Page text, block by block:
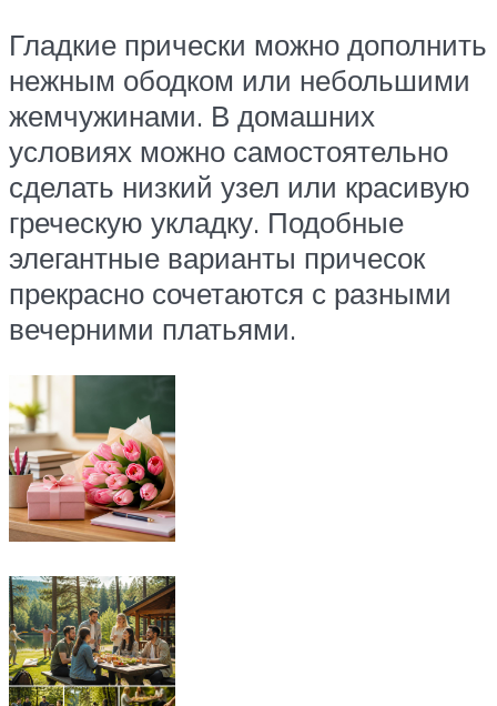
Гладкие прически можно дополнить
нежным ободком или небольшими
жемчужинами. В домашних
условиях можно самостоятельно
сделать низкий узел или красивую
греческую укладку. Подобные
элегантные варианты причесок
прекрасно сочетаются с разными
вечерними платьями.